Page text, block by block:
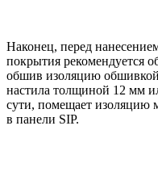
Наконец, перед
покрытия рекомендуется
обшив изоляцию
настила толщиной 12 мм
сути, помещает изоляцию
в панели SIP.